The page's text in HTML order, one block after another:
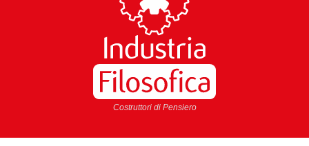
Costruttori di Pensiero